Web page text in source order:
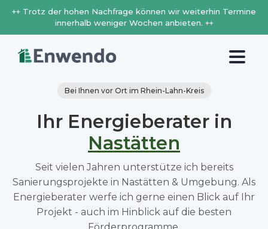
++ Trotz der hohen Nachfrage können wir weiterhin Termine
innerhalb weniger Wochen anbieten. ++
Bei Ihnen vor Ort im Rhein-Lahn-Kreis
Ihr Energieberater in
Nastätten
Seit vielen Jahren unterstütze ich bereits
Sanierungsprojekte in Nastätten & Umgebung. Als
Energieberater werfe ich gerne einen Blick auf Ihr
Projekt - auch im Hinblick auf die besten